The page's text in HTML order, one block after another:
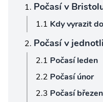
Počasí v
Kdy vyrazit
Počasí v
Počasí leden
Počasí únor
Počasí březen